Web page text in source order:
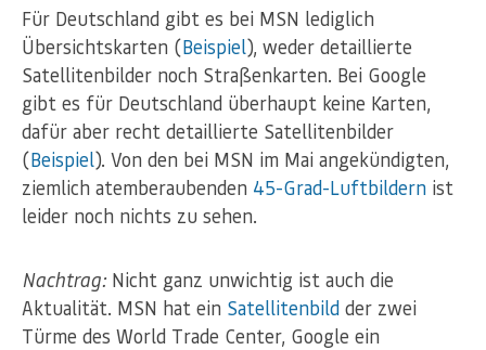
Für Deutschland gibt es bei MSN lediglich
Übersichtskarten (Beispiel), weder detaillierte
Satellitenbilder noch Straßenkarten. Bei Google
gibt es für Deutschland überhaupt keine Karten,
dafür aber recht detaillierte Satellitenbilder
(Beispiel). Von den bei MSN im Mai angekündigten,
ziemlich atemberaubenden 45-Grad-Luftbildern ist
leider noch nichts zu sehen.
Nachtrag: Nicht ganz unwichtig ist auch die
Aktualität. MSN hat ein Satellitenbild der zwei
Türme des World Trade Center, Google ein